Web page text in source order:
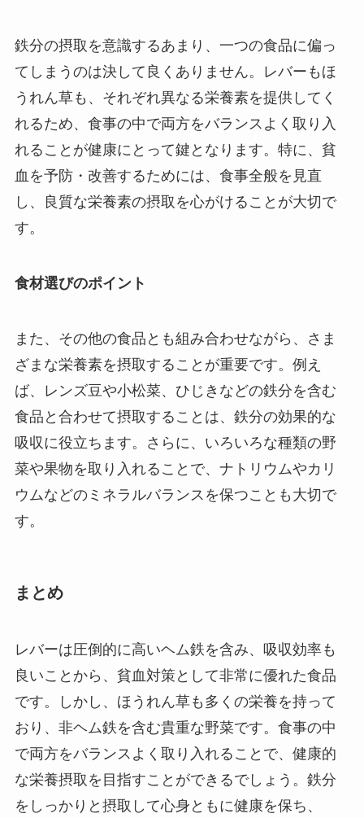
鉄分の摂取を意識するあまり、一つの食品に偏っ
てしまうのは決して良くありません。レバーもほ
うれん草も、それぞれ異なる栄養素を提供してく
れるため、食事の中で両方をバランスよく取り入
れることが健康にとって鍵となります。特に、貧
血を予防・改善するためには、食事全般を見直
し、良質な栄養素の摂取を心がけることが大切で
す。
食材選びのポイント
また、その他の食品とも組み合わせながら、さま
ざまな栄養素を摂取することが重要です。例え
ば、レンズ豆や小松菜、ひじきなどの鉄分を含む
食品と合わせて摂取することは、鉄分の効果的な
吸収に役立ちます。さらに、いろいろな種類の野
菜や果物を取り入れることで、ナトリウムやカリ
ウムなどのミネラルバランスを保つことも大切で
す。
まとめ
レバーは圧倒的に高いヘム鉄を含み、吸収効率も
良いことから、貧血対策として非常に優れた食品
です。しかし、ほうれん草も多くの栄養を持って
おり、非ヘム鉄を含む貴重な野菜です。食事の中
で両方をバランスよく取り入れることで、健康的
な栄養摂取を目指すことができるでしょう。鉄分
をしっかりと摂取して心身ともに健康を保ち、